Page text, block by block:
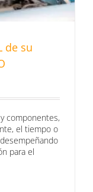
de su
componentes,
el tiempo o
para el